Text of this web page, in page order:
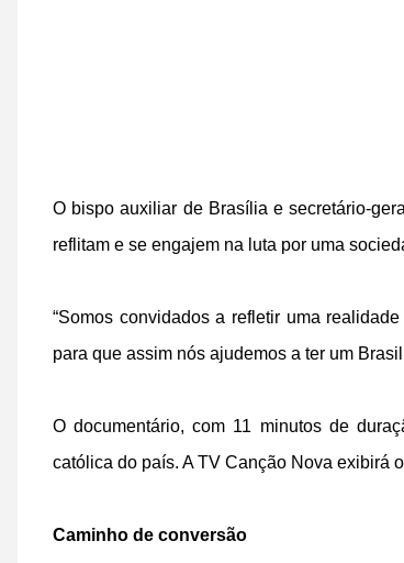
O bispo auxiliar de Brasília e secretário-
reflitam e se engajem na luta por uma
“Somos convidados a refletir uma
para que assim nós ajudemos a ter um
O documentário, com 11 minutos de
católica do país. A TV Canção Nova exibirá
Caminho de conversão